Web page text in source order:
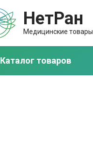
НетРан
Медицинские товары
Каталог товаров